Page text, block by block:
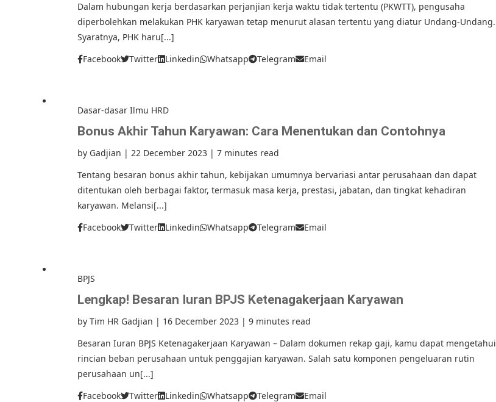
Dalam hubungan kerja berdasarkan perjanjian kerja waktu tidak tertentu (PKWTT), pengusaha
diperbolehkan melakukan PHK karyawan tetap menurut alasan tertentu yang diatur Undang-Undang.
Syaratnya, PHK haru[...]
Facebook
Twitter Linkedin Whatsapp Telegram Email
Dasar-dasar Ilmu HRD
Bonus Akhir Tahun Karyawan: Cara Menentukan dan Contohnya
by Gadjian | 22 December 2023 | 7 minutes read
Tentang besaran bonus akhir tahun, kebijakan umumnya bervariasi antar perusahaan dan dapat
ditentukan oleh berbagai faktor, termasuk masa kerja, prestasi, jabatan, dan tingkat kehadiran
karyawan. Melansi[...]
Facebook
Twitter Linkedin Whatsapp Telegram Email
BPJS
Lengkap! Besaran Iuran BPJS Ketenagakerjaan Karyawan
by Tim HR Gadjian | 16 December 2023 | 9 minutes read
Besaran Iuran BPJS Ketenagakerjaan Karyawan – Dalam dokumen rekap gaji, kamu dapat mengetahui
rincian beban perusahaan untuk penggajian karyawan. Salah satu komponen pengeluaran rutin
perusahaan un[...]
Facebook
Twitter Linkedin Whatsapp Telegram Email